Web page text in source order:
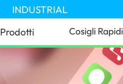
INDUSTRIAL
Prodotti Cosigli Rapidi